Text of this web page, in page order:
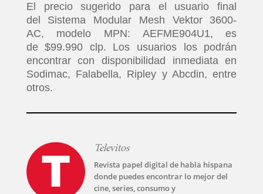
INICIO
PELICULAS
SERIES
TECNOVITOS
El precio sugerido para el usuario final
del Sistema Modular Mesh Vektor 3600-
AC, modelo MPN: AEFME904U1, es
de $99.990 clp. Los usuarios los podrán
encontrar con disponibilidad inmediata en
Sodimac, Falabella, Ripley y Abcdin, entre
otros.
Televitos
Revista papel digital de habla hispana
donde puedes encontrar lo mejor del
cine, series, consumo y